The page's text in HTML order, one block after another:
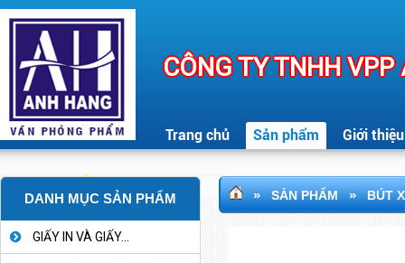
CÔNG TY TNHH
Trang chủ Sản phẩm Giới thiệu
DANH MỤC SẢN PHẨM
GIẤY IN VÀ GIẤY...
» SẢN PHẨM » BÚT